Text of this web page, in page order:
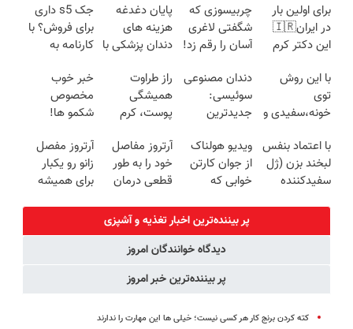
برای اولین بار
در ایران🇮🇷
این دکتر کرم
روزه ساخت!
چربیسوزی که
شگفتی لاغری
آسان را رقم زد!
پایان دغدغه
هزینه های
دندان پزشکی با
کننده خانگی
جک s5 داری
برای فروش؟ با
کارنامه به
بفروش!
با این روش
توی
خونه،سفیدی و
برگردون
(40%off)
دندان مصنوعی
سوئیسی:
جدیدترین
سبک و مقاوم |
پرداخت قسطی
راز طراوت
همیشگی
پوست، کرم
با 45%تخفیف
خبر خوب
مخصوص
شکمو ها!
روش لاغری
معرفی شد
با اعتماد بنفس
لبخند بزن (ژل
سفیدکننده
ویدیو هولناک
از جوان کارتن
خوابی که
آموزش رایگان
آرتروز مفاصل
خود را به طور
قطعی درمان
◗پرسش‌نامه◖
آرتروز مفصل
زانو رو یکبار
برای همیشه
پر بیننده‌ترین اخبار تغذیه و آشپزی
دیدگاه خوانندگان امروز
پر بیننده‌ترین خبر امروز
کته کردن برنج کار هر کسی نیست؛ خیلی ها این مهارت را ندارند